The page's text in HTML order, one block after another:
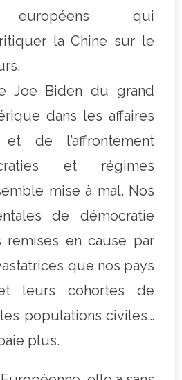
européens qui
la Chine sur le
Joe Biden du grand
dans les affaires
et de l’affrontement
et régimes
mise à mal. Nos
de démocratie
remises en cause par
que nos pays
leurs cohortes de
populations civiles…
plus.